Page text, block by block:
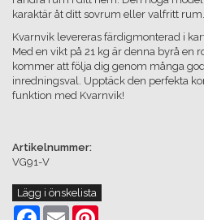
karaktär åt ditt sovrum eller valfritt rum.
Kvarnvik levereras färdigmonterad i
Med en vikt på 21 kg är denna byrå en
kommer att följa dig genom många
inredningsval. Upptäck den perfekta
funktion med Kvarnvik!
Artikelnummer:
VG91-V
Lägg i önskelista
Facebook
Email